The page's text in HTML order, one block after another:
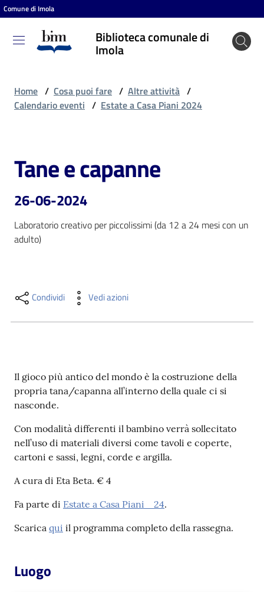
Vai al contenuto
Vai alla navigazione
Vai al footer
Comune di Imola
Biblioteca comunale di
Imola
Biblioteca
comunale
Cosa
puoi
fare
Casa
Piani
Archivio
Decentrate
per
Home / Cosa puoi fare / Altre attività /
Calendario eventi / Estate a Casa Piani 2024
Salta al contenuto
Tane e capanne
26-06-2024
Laboratorio creativo per piccolissimi (da 12 a 24 mesi con un
adulto)
Condividi Vedi azioni
Il gioco più antico del mondo è la costruzione della
propria tana/capanna all’interno della quale ci si
nasconde.
Con modalità differenti il bambino verrà sollecitato
nell’uso di materiali diversi come tavoli e coperte,
cartoni e sassi, legni, corde e argilla.
A cura di Eta Beta. € 4
Fa parte di Estate a Casa Piani _24.
Scarica qui il programma completo della rassegna.
Luogo